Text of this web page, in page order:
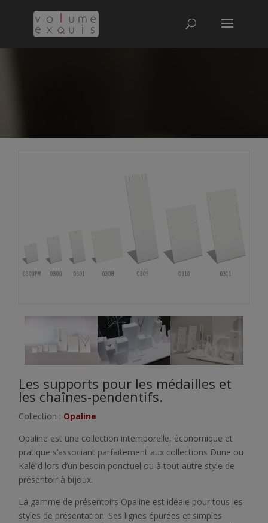
Les supports pour les médailles et
les chaînes-pendentifs.
Collection : Opaline
Opaline est une collection intemporelle, économique et
pratique s’associant parfaitement aux collections Dune ou
Kaléïd lors d’un besoin ponctuel ou à tout autre style de
présentoir à bijoux.
La gamme de présentoirs Opaline est idéale pour tous les
styles de présentation. Ses lignes épurées et simples